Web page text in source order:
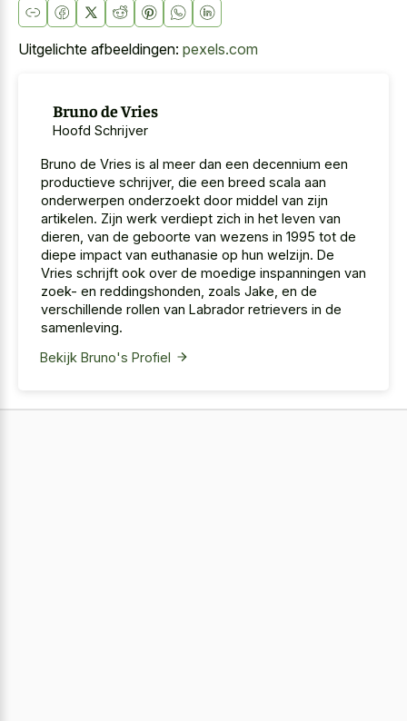
Uitgelichte afbeeldingen: pexels.com
Bruno de Vries
Hoofd Schrijver
Bruno de Vries is al meer dan een decennium een
productieve schrijver, die een breed scala aan
onderwerpen onderzoekt door middel van zijn
artikelen. Zijn werk verdiept zich in het leven van
dieren, van de geboorte van wezens in 1995 tot de
diepe impact van euthanasie op hun welzijn. De
Vries schrijft ook over de moedige inspanningen van
zoek- en reddingshonden, zoals Jake, en de
verschillende rollen van Labrador retrievers in de
samenleving.
Bekijk Bruno's Profiel